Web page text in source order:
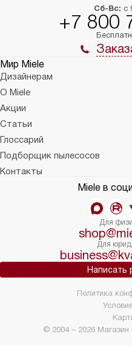
Сб-Вс: с
+7 800
Мир Miele
Дизайнерам
О Miele
Акции
Статьи
Глоссарий
Подборщик пылесосов
Контакты
Miele в
Для
Для
Написать
© 2004 – 2026 Магазин
Политика